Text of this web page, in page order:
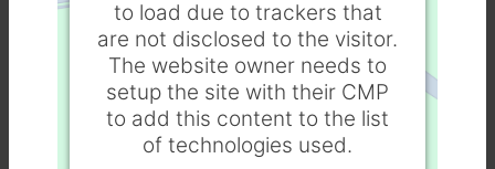
to load due to trackers that
are not disclosed to the visitor.
The website owner needs to
setup the site with their CMP
to add this content to the list
of technologies used.